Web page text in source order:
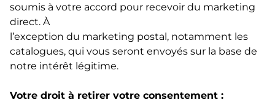
soumis à votre accord pour recevoir du marketing
direct. À
l’exception du marketing postal, notamment les
catalogues, qui vous seront envoyés sur la base de
notre intérêt légitime.
Votre droit à retirer votre consentement :